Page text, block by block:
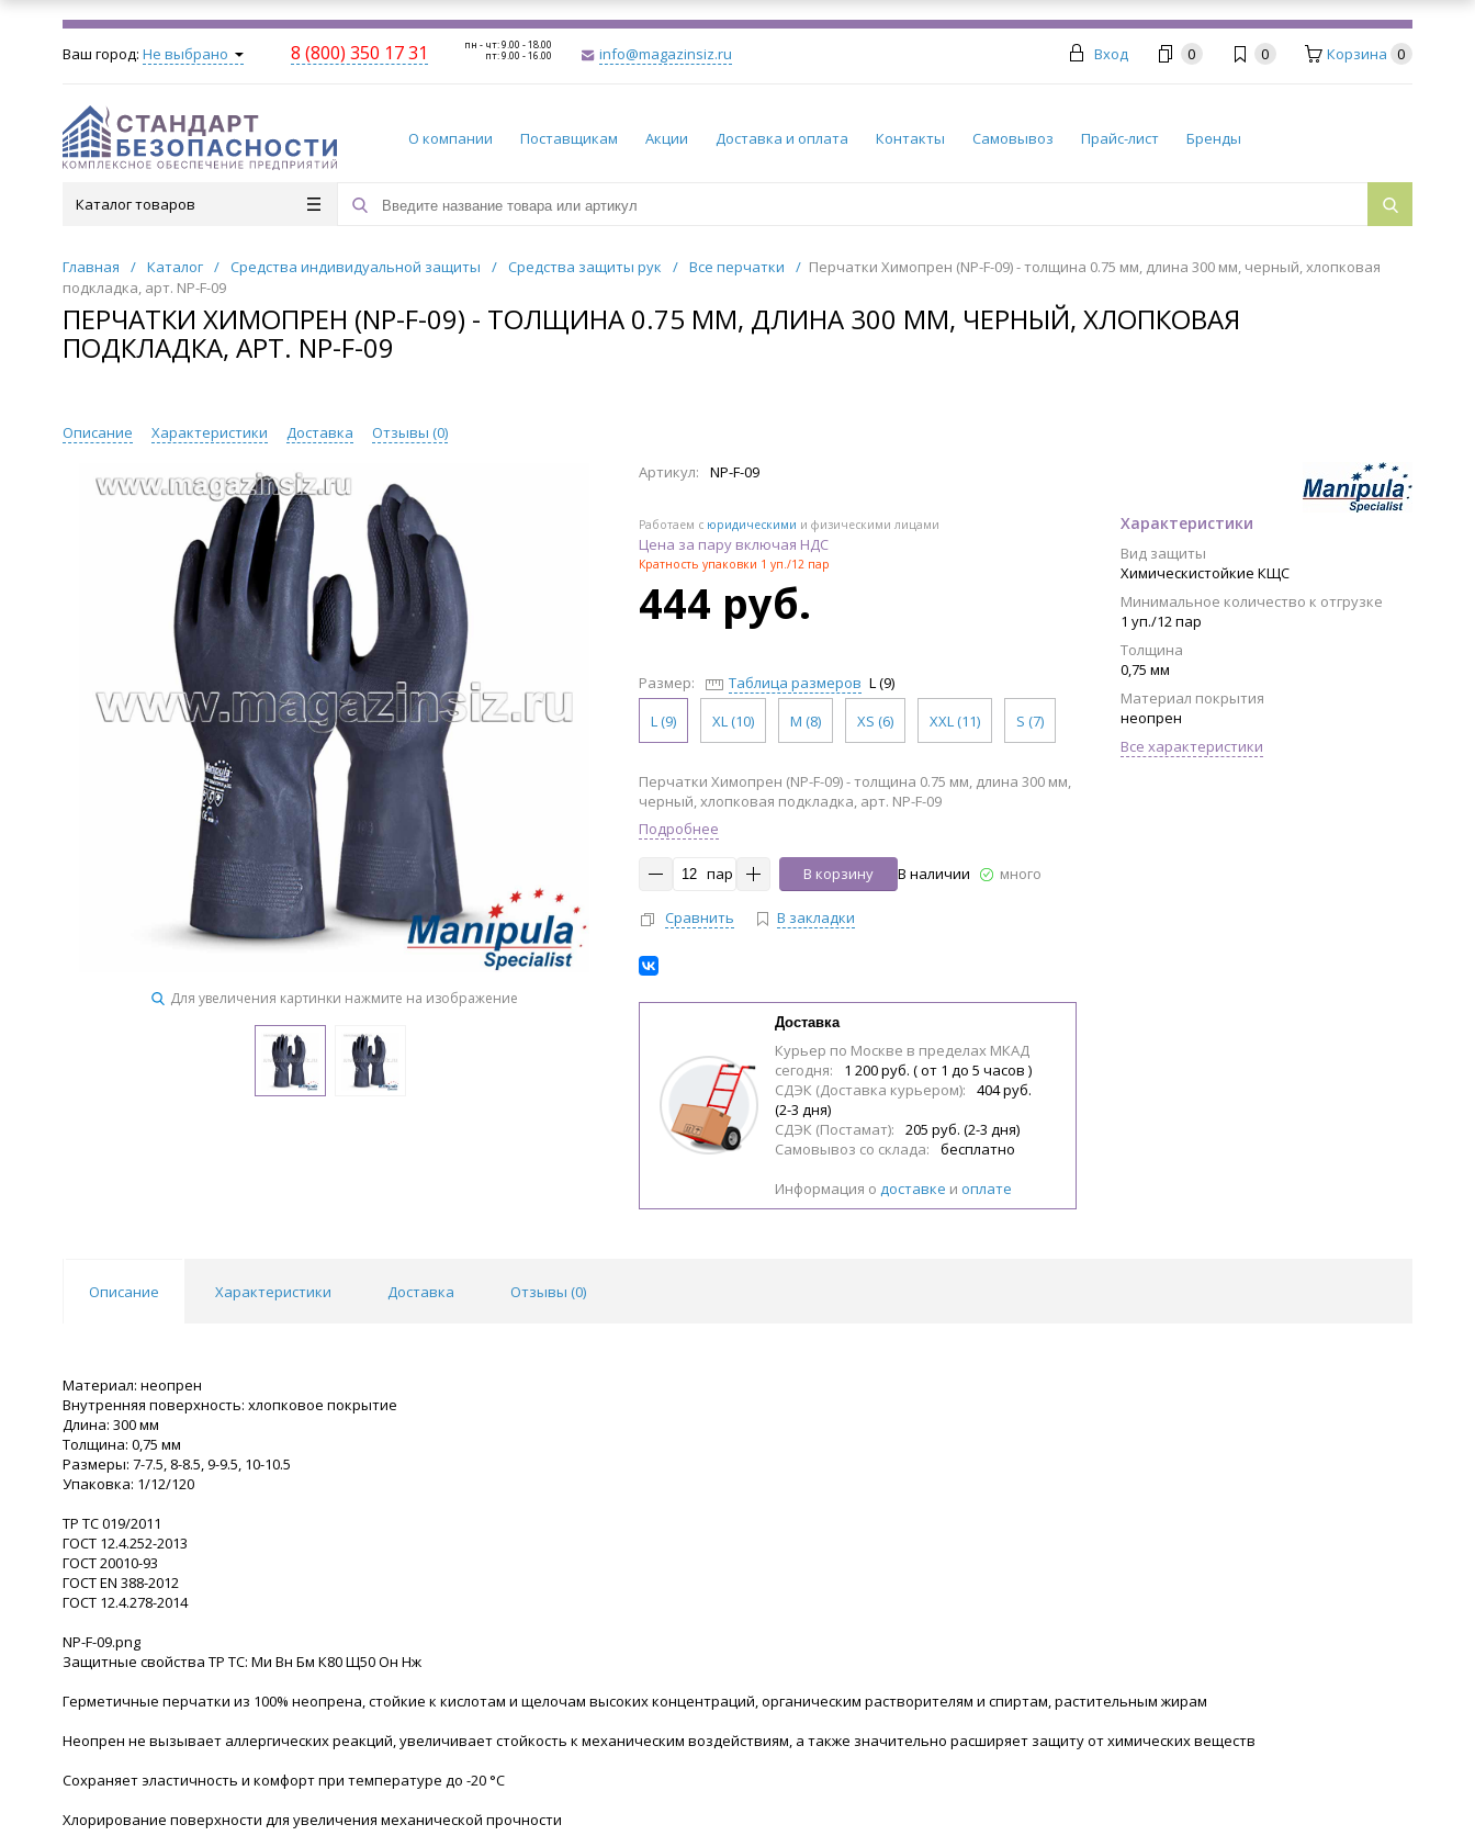
Ваш город: Не выбрано 8 (800) 350 17 31 пн - чт: 9.00 - 18.00
пт: 9.00 - 16.00 info@magazinsiz.ru Вход 0 0 Корзина 0
О компании Поставщикам Акции Доставка и оплата Контакты Самовывоз Прайс-лист Бренды
Каталог товаров
Главная / Каталог / Средства индивидуальной защиты / Средства защиты рук / Все перчатки / Перчатки Химопрен (NP-F-09) - толщина 0.75 мм, длина 300 мм, черный, хлопковая
подкладка, арт. NP-F-09
ПЕРЧАТКИ ХИМОПРЕН (NP-F-09) - ТОЛЩИНА 0.75 ММ, ДЛИНА 300 ММ, ЧЕРНЫЙ, ХЛОПКОВАЯ
ПОДКЛАДКА, АРТ. NP-F-09
Описание Характеристики Доставка Отзывы (0)
Для увеличения картинки нажмите на изображение
Артикул: NP-F-09
Работаем с юридическими и физическими лицами
Цена за пару включая НДС
Кратность упаковки 1 уп./12 пар
444 руб.
Размер: Таблица размеров L (9)
L (9)
XL (10) M (8) XS (6) XXL (11) S (7)
Характеристики
Вид защиты
Химическистойкие КЩС
Минимальное количество к отгрузке
1 уп./12 пар
Толщина
0,75 мм
Материал покрытия
неопрен
Все характеристики
Перчатки Химопрен (NP-F-09) - толщина 0.75 мм, длина 300 мм,
черный, хлопковая подкладка, арт. NP-F-09
Подробнее
пар В корзину В наличии много
Сравнить В закладки
Доставка
Курьер по Москве в пределах МКАД
сегодня:
1 200 руб. ( от 1 до 5 часов )
СДЭК (Доставка курьером):
404 руб.
(2-3 дня)
СДЭК (Постамат):
205 руб. (2-3 дня)
Самовывоз со склада:
бесплатно
Информация о доставке и оплате
Описание Характеристики Доставка Отзывы (0)
Материал: неопрен
Внутренняя поверхность: хлопковое покрытие
Длина: 300 мм
Толщина: 0,75 мм
Размеры: 7-7.5, 8-8.5, 9-9.5, 10-10.5
Упаковка: 1/12/120
ТР ТС 019/2011
ГОСТ 12.4.252-2013
ГОСТ 20010-93
ГОСТ ЕN 388-2012
ГОСТ 12.4.278-2014
NP-F-09.png
Защитные свойства ТР ТС: Ми Вн Бм К80 Щ50 Он Нж
Герметичные перчатки из 100% неопрена, стойкие к кислотам и щелочам высоких концентраций, органическим растворителям и спиртам, растительным жирам
Неопрен не вызывает аллергических реакций, увеличивает стойкость к механическим воздействиям, а также значительно расширяет защиту от химических веществ
Сохраняет эластичность и комфорт при температуре до -20 °С
Хлорирование поверхности для увеличения механической прочности